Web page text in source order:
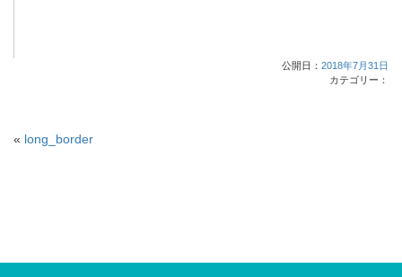
公開日： 2018年7月31日
カテゴリー：
« long_border